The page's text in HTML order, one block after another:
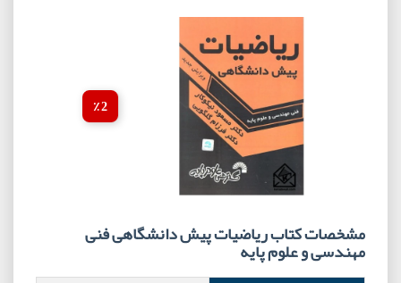
2 ٪
مشخصات کتاب ریاضیات پیش دانشگاهی فنی
مهندسی و علوم پایه